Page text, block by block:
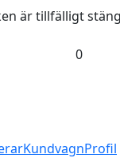
är tillfälligt
0
KundvagnProfil